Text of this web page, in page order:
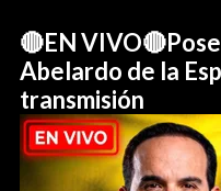
🔴EN
Abelardo de la
transmisión